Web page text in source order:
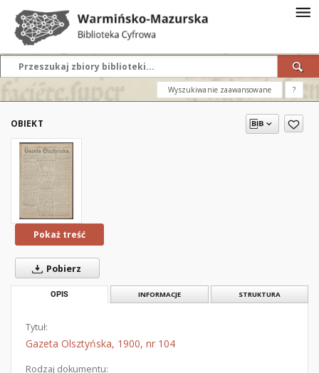
Wyszukiwanie zaawansowane ?
OBIEKT
Pokaż treść
Pobierz
OPIS INFORMACJE STRUKTURA
Tytuł:
Gazeta Olsztyńska, 1900, nr 104
Rodzaj dokumentu: